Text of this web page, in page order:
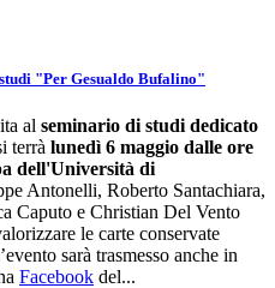
"Per Gesualdo Bufalino"
al seminario di studi dedicato
terrà lunedì 6 maggio dalle ore
dell'Università di
Antonelli, Roberto Santachiara,
Caputo e Christian Del Vento
le carte conservate
sarà trasmesso anche in
Facebook del...